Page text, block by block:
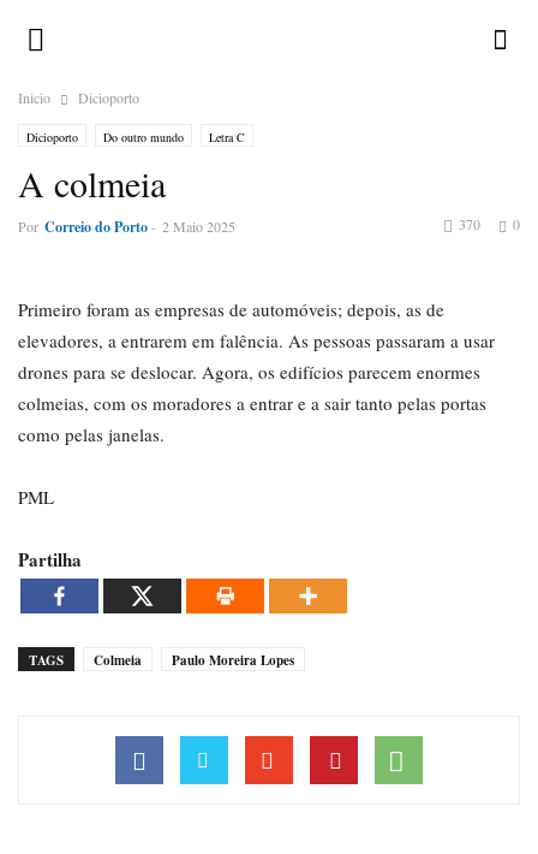
Inicio Dicioporto
Dicioporto Do outro mundo Letra C
A colmeia
Por Correio do Porto- 2 Maio 2025 0
370
Primeiro foram as empresas de automóveis; depois, as de
elevadores, a entrarem em falência. As pessoas passaram a usar
drones para se deslocar. Agora, os edifícios parecem enormes
colmeias, com os moradores a entrar e a sair tanto pelas portas
como pelas janelas.
PML
Partilha
TAGS Colmeia Paulo Moreira Lopes